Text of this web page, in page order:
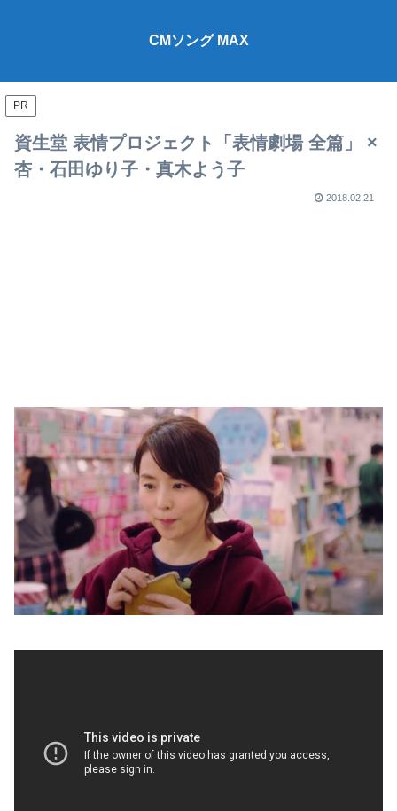
CMソング MAX
PR
資生堂 表情プロジェクト「表情劇場 全篇」 ×
杏・石田ゆり子・真木よう子
2018.02.21